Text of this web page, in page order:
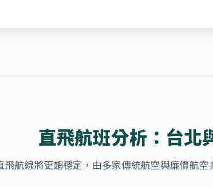
直飛航班分析：台北
飛航線將更趨穩定，由多家傳統航空與廉價航空